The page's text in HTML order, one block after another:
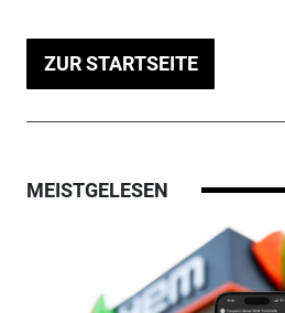
ZUR STARTSEITE
MEISTGELESEN